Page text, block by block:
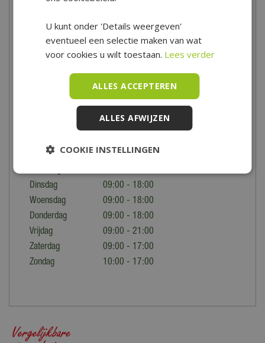
ruim op voorraad, zodat je altijd keuze hebt! Koop
je kerstdorpartikelen online in onze webshop of kom langs in
onze winkel in Hoogwoud.
Openingstijden
Tuincentrum De Boet is gelegen in het hart van Noord-Holland,
centraal in een driehoek tussen Hoorn, Schagen en Alkmaar.
Voor de precieze locatie en speciale openingstijden bekijk je
contactpagina.
Dinsdag
09:00 - 18:00
Woensdag
09:00 - 18:00
Donderdag
09:00 - 18:00
Vrijdag
09:00 - 21:00
Zaterdag
09:00 - 17:00
Zondag
10:00 - 17:00
U kunt onder 'Details weergeven'
eventueel een selectie maken van wat
voor cookies u wilt toestaan. Lees verder
ALLES ACCEPTEREN
ALLES AFWIJZEN
COOKIE INSTELLINGEN